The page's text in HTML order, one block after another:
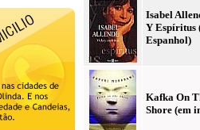
Isabel
Y Espíritus
Espanhol)
Kafka On
Shore (em